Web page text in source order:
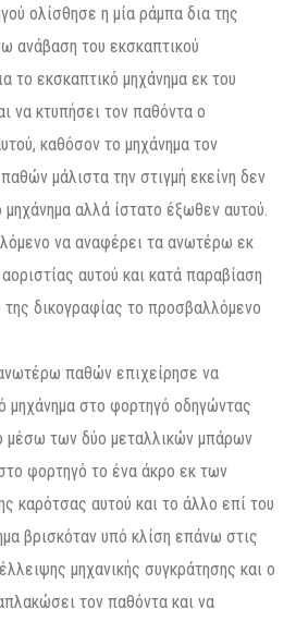
ολίσθησε η μία ράμπα δια της
ανάβαση του εκσκαπτικού
το εκσκαπτικό μηχάνημα εκ του
να κτυπήσει τον παθόντα ο
καθόσον το μηχάνημα τον
μάλιστα την στιγμή εκείνη δεν
αλλά ίστατο έξωθεν αυτού.
να αναφέρει τα ανωτέρω εκ
αυτού και κατά παραβίαση
της δικογραφίας το προσβαλλόμενο
παθών επιχείρησε να
μηχάνημα στο φορτηγό οδηγώντας
μέσω των δύο μεταλλικών μπάρων
φορτηγό το ένα άκρο εκ των
καρότσας αυτού και το άλλο επί του
βρισκόταν υπό κλίση επάνω στις
μηχανικής συγκράτησης και ο
τον παθόντα και να